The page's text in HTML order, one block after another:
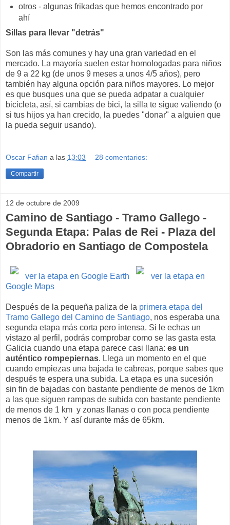
otros - algunas frikadas que hemos encontrado por
ahí
Sillas para llevar "detrás"
Son las más comunes y hay una gran variedad en el
mercado. La mayoría suelen estar homologadas para niños
de 9 a 22 kg (de unos 9 meses a unos 4/5 años), pero
también hay alguna opción para niños mayores. Lo mejor
es que busques una que se pueda adpatar a cualquier
bicicleta, así, si cambias de bici, la silla te sigue valiendo (o
si tus hijos ya han crecido, la puedes "donar" a alguien que
la pueda seguir usando).
Oscar Fafian a las 13:03 28 comentarios:
Compartir
12 de octubre de 2009
Camino de Santiago - Tramo Gallego -
Segunda Etapa: Palas de Rei - Plaza del
Obradorio en Santiago de Compostela
ver la etapa en Google Earth
ver la etapa en
Google Maps
Después de la pequeña paliza de la primera etapa del
Tramo Gallego del Camino de Santiago, nos esperaba una
segunda etapa más corta pero intensa. Si le echas un
vistazo al perfil, podrás comprobar como se las gasta esta
Galicia cuando una etapa parece casi llana: es un
auténtico rompepiernas. Llega un momento en el que
cuando empiezas una bajada te cabreas, porque sabes que
después te espera una subida. La etapa es una sucesión
sin fin de bajadas con bastante pendiente de menos de 1km
a las que siguen rampas de subida con bastante pendiente
de menos de 1 km y zonas llanas o con poca pendiente
menos de 1km. Y así durante más de 65km.